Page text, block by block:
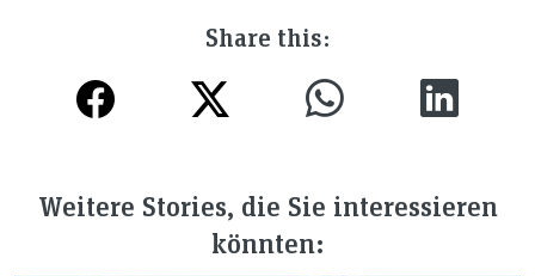
Share this:
Weitere Stories, die Sie interessieren
könnten: